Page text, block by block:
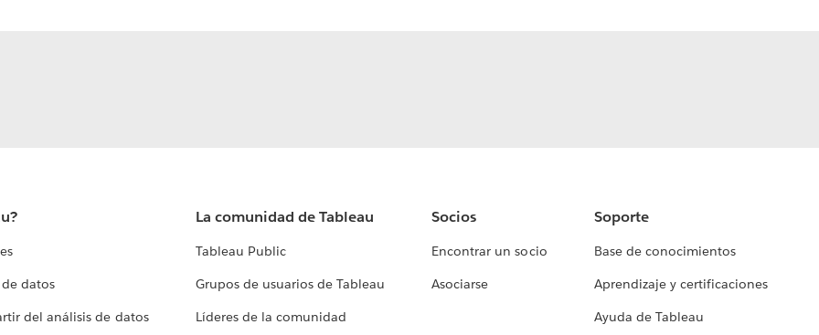
datos
del análisis de datos
La comunidad de Tableau
Tableau Public
Grupos de usuarios de Tableau
Líderes de la comunidad
Socios
Encontrar un socio
Asociarse
Soporte
Base de conocimientos
Aprendizaje y certificaciones
Ayuda de Tableau